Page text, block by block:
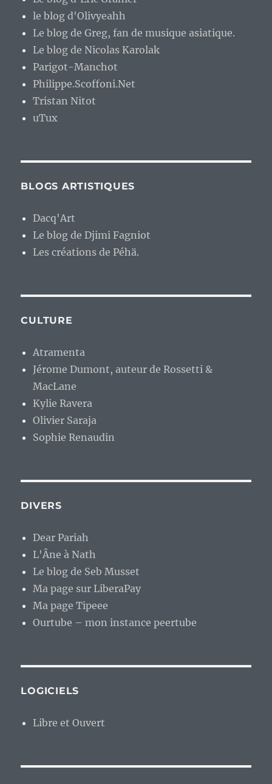
le blog d'Olivyeahh
Le blog de Greg, fan de musique asiatique.
Le blog de Nicolas Karolak
Parigot-Manchot
Philippe.Scoffoni.Net
Tristan Nitot
uTux
BLOGS ARTISTIQUES
Dacq'Art
Le blog de Djimi Fagniot
Les créations de Péhä.
CULTURE
Atramenta
Jérome Dumont, auteur de Rossetti &
MacLane
Kylie Ravera
Olivier Saraja
Sophie Renaudin
DIVERS
Dear Pariah
L'Âne à Nath
Le blog de Seb Musset
Ma page sur LiberaPay
Ma page Tipeee
Ourtube – mon instance peertube
LOGICIELS
Libre et Ouvert